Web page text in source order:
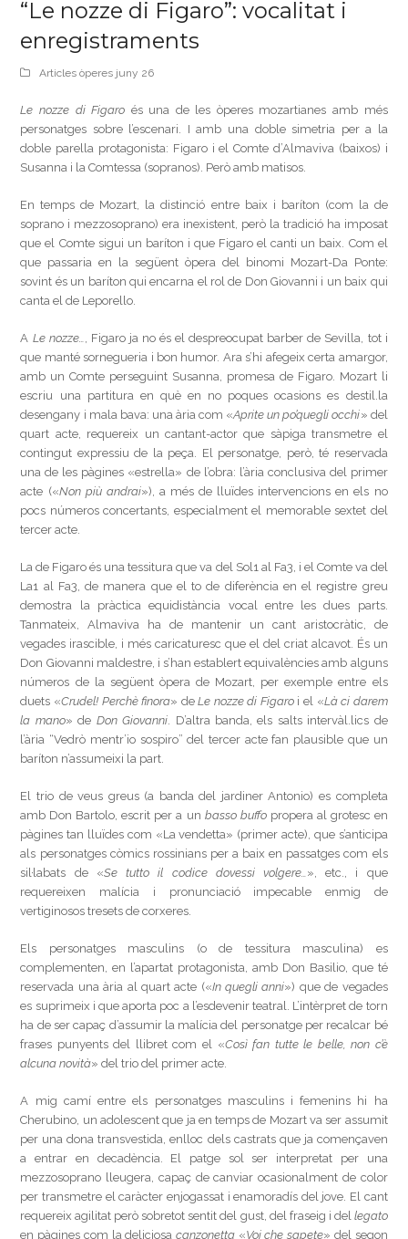
“Le nozze di Figaro”: vocalitat i
enregistraments
Articles òperes juny 26
Le nozze di Figaro és una de les òperes mozartianes amb més
personatges sobre l’escenari. I amb una doble simetria per a la
doble parella protagonista: Figaro i el Comte d’Almaviva (baixos) i
Susanna i la Comtessa (sopranos). Però amb matisos.
En temps de Mozart, la distinció entre baix i baríton (com la de
soprano i mezzosoprano) era inexistent, però la tradició ha imposat
que el Comte sigui un baríton i que Figaro el canti un baix. Com el
que passaria en la següent òpera del binomi Mozart-Da Ponte:
sovint és un baríton qui encarna el rol de Don Giovanni i un baix qui
canta el de Leporello.
A Le nozze…
, Figaro ja no és el despreocupat barber de Sevilla, tot i
que manté sornegueria i bon humor. Ara s’hi afegeix certa amargor,
amb un Comte perseguint Susanna, promesa de Figaro. Mozart li
escriu una partitura en què en no poques ocasions es destil.la
desengany i mala bava: una ària com «Aprite un po’quegli occhi» del
quart acte, requereix un cantant-actor que sàpiga transmetre el
contingut expressiu de la peça. El personatge, però, té reservada
una de les pàgines «estrella» de l’obra: l’ària conclusiva del primer
acte («Non più andrai»), a més de lluïdes intervencions en els no
pocs números concertants, especialment el memorable sextet del
tercer acte.
La de Figaro és una tessitura que va del Sol1 al Fa3, i el Comte va del
La1 al Fa3, de manera que el to de diferència en el registre greu
demostra la pràctica equidistància vocal entre les dues parts.
Tanmateix, Almaviva ha de mantenir un cant aristocràtic, de
vegades irascible, i més caricaturesc que el del criat alcavot. És un
Don Giovanni maldestre, i s’han establert equivalències amb alguns
números de la següent òpera de Mozart, per exemple entre els
duets «Crudel! Perchè finora» deLe nozze di Figaroi el «Là ci darem
la mano» de Don Giovanni . D’altra banda, els salts intervàl.lics de
l’ària “Vedrò mentr’io sospiro” del tercer acte fan plausible que un
baríton n’assumeixi la part.
El trio de veus greus (a banda del jardiner Antonio) es completa
amb Don Bartolo, escrit per a un basso buffopropera al grotesc en
pàgines tan lluïdes com «La vendetta» (primer acte), que s’anticipa
als personatges còmics rossinians per a baix en passatges com els
sil·labats de «Se tutto il codice dovessi volgere… », etc., i que
requereixen malícia i pronunciació impecable enmig de
vertiginosos tresets de corxeres.
Els personatges masculins (o de tessitura masculina) es
complementen, en l’apartat protagonista, amb Don Basilio, que té
reservada una ària al quart acte («In quegli anni») que de vegades
es suprimeix i que aporta poc a l’esdevenir teatral. L’intèrpret de torn
ha de ser capaç d’assumir la malícia del personatge per recalcar bé
frases punyents del llibret com el «Così fan tutte le belle, non c’è
alcuna novità» del trio del primer acte.
A mig camí entre els personatges masculins i femenins hi ha
Cherubino, un adolescent que ja en temps de Mozart va ser assumit
per una dona transvestida, enlloc dels castrats que ja començaven
a entrar en decadència. El patge sol ser interpretat per una
mezzosoprano lleugera, capaç de canviar ocasionalment de color
per transmetre el caràcter enjogassat i enamoradís del jove. El cant
requereix agilitat però sobretot sentit del gust, del fraseig i del legato
en pàgines com la deliciosa canzonetta «Voi che sapete» del segon